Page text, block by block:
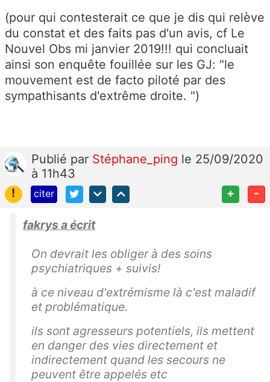
(pour qui contesterait ce que je dis qui relève
du constat et des faits pas d'un avis, cf Le
Nouvel Obs mi janvier 2019!!! qui concluait
ainsi son enquête fouillée sur les GJ: "le
mouvement est de facto piloté par des
sympathisants d'extrême droite. ")
Publié par Stéphane_ping le 25/09/2020
à 11h43
!
citer + -
fakrys a écrit
On devrait les obliger à des soins
psychiatriques + suivis!
à ce niveau d'extrémisme là c'est maladif
et problématique.
ils sont agresseurs potentiels, ils mettent
en danger des vies directement et
indirectement quand les secours ne
peuvent être appelés etc